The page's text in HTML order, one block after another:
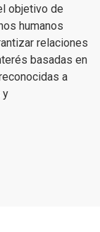
objetivo de
humanos
relaciones
basadas en
a
y